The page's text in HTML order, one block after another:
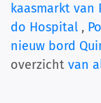
kaasmarkt van
do Hospital ,
nieuw bord
overzicht van